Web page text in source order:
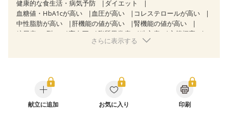
健康的な食生活・病気予防
ダイエット
血糖値・HbA1cが高い
血圧が高い
コレステロールが高い
中性脂肪が高い
肝機能の値が高い
腎機能の値が高い
糖尿病（2型）
高血圧 脂質異常症 狭心症
心筋梗塞
胃炎 胃ポリープ
CKD（ステージ１）
CKD（ステージ２）
CKD（ステージ３a）
乳がん（抗がん剤治療中）
乳がん（ホルモン療法中）
乳がん（放射線治療中）
さらに表示する
献立に追加 お気に入り 印刷